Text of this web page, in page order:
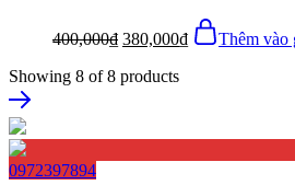
400,000₫ 380,000₫
Thêm vào
Showing 8 of8 products
0972397894